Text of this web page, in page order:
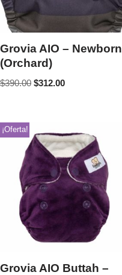
Grovia AIO – Newborn
(Orchard)
$390.00 $312.00
¡Oferta!
Grovia AIO Buttah –